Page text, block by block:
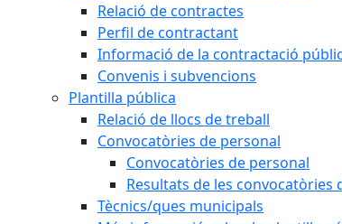
Relació de contractes
Perfil de contractant
Informació de la contractació
Convenis i subvencions
Plantilla pública
Relació de llocs de treball
Convocatòries de personal
Convocatòries de personal
Resultats de les convocatòries
Tècnics/ques municipals